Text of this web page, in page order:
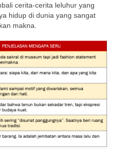
cerita-cerita leluhur yang
hidup di dunia yang sangat
makna.